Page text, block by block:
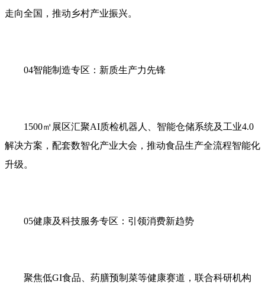
走向全国，推动乡村产业振兴。
04智能制造专区：新质生产力先锋
1500㎡展区汇聚AI质检机器人、智能仓储系统及工业4.0
解决方案，配套数智化产业大会，推动食品生产全流程智能化
升级。
05健康及科技服务专区：引领消费新趋势
聚焦低GI食品、药膳预制菜等健康赛道，联合科研机构